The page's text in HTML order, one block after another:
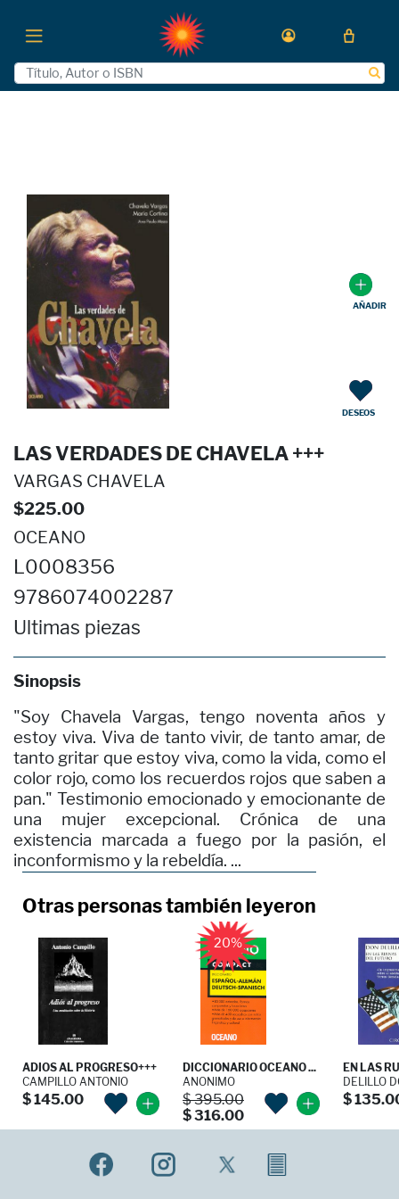
LAS VERDADES DE CHAVELA +++
VARGAS CHAVELA
$225.00
OCEANO
L0008356
9786074002287
Ultimas piezas
Sinopsis
AÑADIR
DESEOS
"Soy Chavela Vargas, tengo noventa años y
estoy viva. Viva de tanto vivir, de tanto amar, de
tanto gritar que estoy viva, como la vida, como el
color rojo, como los recuerdos rojos que saben a
pan." Testimonio emocionado y emocionante de
una mujer excepcional. Crónica de una
existencia marcada a fuego por la pasión, el
inconformismo y la rebeldía. ...
Otras personas también leyeron
ADIOS AL PROGRESO+++
CAMPILLO ANTONIO
$ 145.00
20%
DICCIONARIO OCEANO ...
ANONIMO
$ 395.00
$ 316.00
EN LAS
DELILLO
$